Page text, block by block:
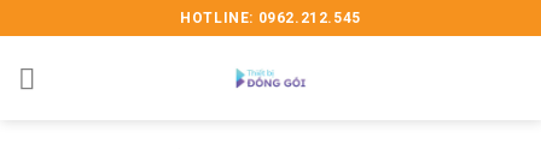
to
content
HOTLINE: 0962.212.545